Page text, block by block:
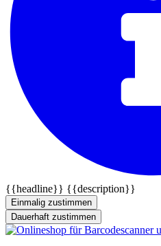
{{headline}} {{description}}
Einmalig zustimmen
Dauerhaft zustimmen